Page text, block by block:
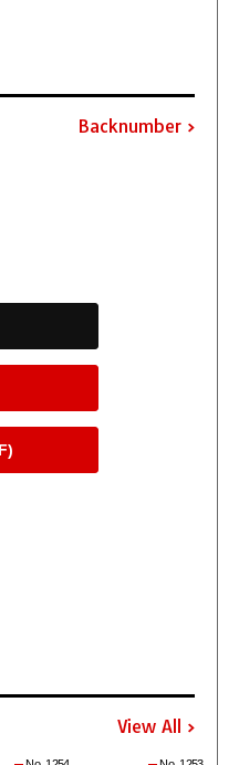
Backnumber
View All